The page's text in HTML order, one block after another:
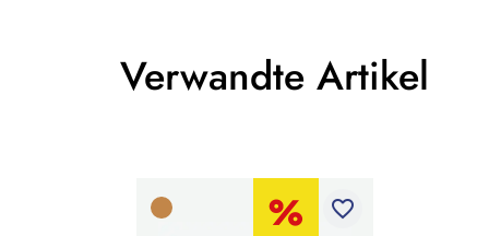
Verwandte Artikel
favorite_border